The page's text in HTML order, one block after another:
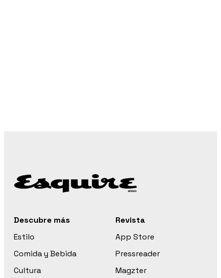
Descubre más
Estilo
Comida y Bebida
Cultura
Revista
App Store
Pressreader
Magzter